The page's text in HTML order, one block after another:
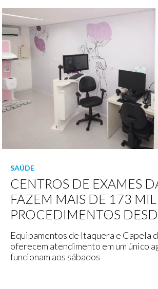
SAÚDE
CENTROS DE EXAMES
FAZEM MAIS DE 173 MIL
PROCEDIMENTOS
Equipamentos de Itaquera e Capela
oferecem atendimento em um único
funcionam aos sábados